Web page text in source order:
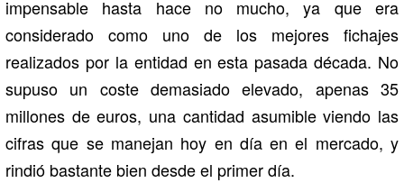
impensable hasta hace no mucho, ya que era
considerado como uno de los mejores fichajes
realizados por la entidad en esta pasada década. No
supuso un coste demasiado elevado, apenas 35
millones de euros, una cantidad asumible viendo las
cifras que se manejan hoy en día en el mercado, y
rindió bastante bien desde el primer día.